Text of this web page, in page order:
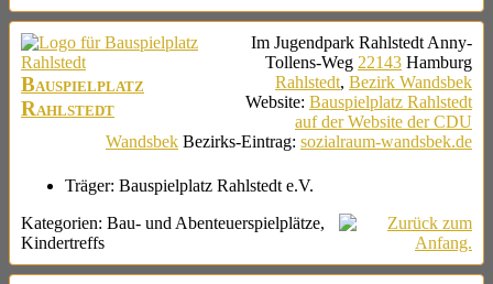
Bauspielplatz
Rahlstedt
Im Jugendpark Rahlstedt Anny-
Tollens-Weg 22143 Hamburg
Rahlstedt, Bezirk Wandsbek
Website: Bauspielplatz Rahlstedt
auf der Website der CDU
Wandsbek Bezirks-Eintrag: sozialraum-wandsbek.de
Träger: Bauspielplatz Rahlstedt e.V.
Kategorien: Bau- und Abenteuerspielplätze,
Kindertreffs